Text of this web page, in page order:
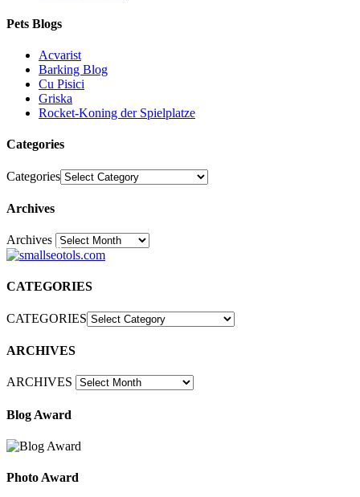
Pets Blogs
Acvarist
Barking Blog
Cu Pisici
Griska
Rocket-Koning der Spielplatze
Categories
Categories
Archives
Archives30
CATEGORIES
CATEGORIES
ARCHIVES
ARCHIVES
Blog Award
Photo Award